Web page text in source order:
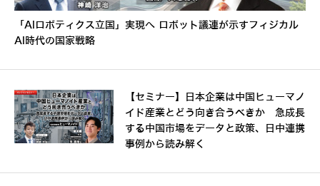
「AIロボティクス立国」実現へ ロボット議連が示すフィジカル
AI時代の国家戦略
【セミナー】日本企業は中国ヒューマノ
イド産業とどう向き合うべきか 急成長
する中国市場をデータと政策、日中連携
事例から読み解く